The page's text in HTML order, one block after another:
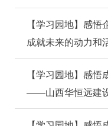
【学习园地】感
成就未来的动力和
【学习园地】感
——山西华恒远建